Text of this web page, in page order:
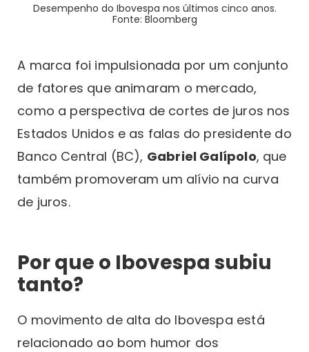
Desempenho do Ibovespa nos últimos cinco anos.
Fonte: Bloomberg
A marca foi impulsionada por um conjunto
de fatores que animaram o mercado,
como a perspectiva de cortes de juros nos
Estados Unidos e as falas do presidente do
Banco Central (BC), Gabriel Galípolo, que
também promoveram um alívio na curva
de juros.
Por que o Ibovespa subiu
tanto?
O movimento de alta do Ibovespa está
relacionado ao bom humor dos